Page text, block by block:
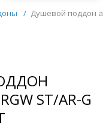
/ Душевой поддон
ST/AR-G